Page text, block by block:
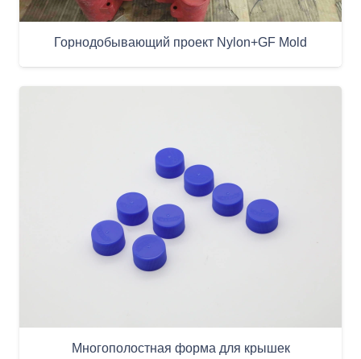
Горнодобывающий проект Nylon+GF Mold
Многополостная форма для крышек